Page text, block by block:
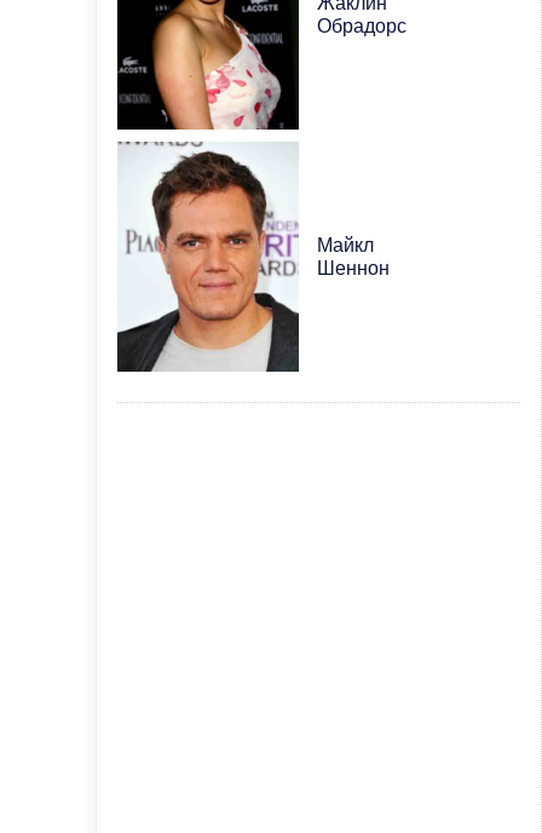
Обрадорс
Майкл
Шеннон